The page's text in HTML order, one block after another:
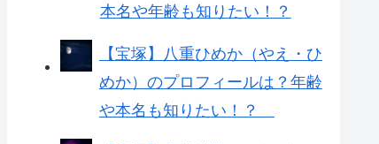
本名や年齢も知りたい！？
【宝塚】八重ひめか（やえ・ひ
めか）のプロフィールは？年齢
や本名も知りたい！？